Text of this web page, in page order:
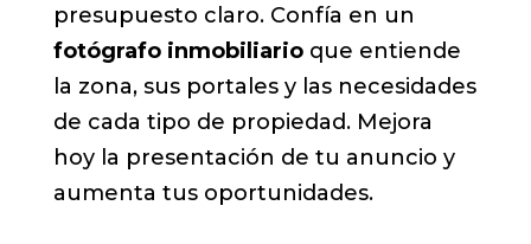
presupuesto claro. Confía en un
fotógrafo inmobiliarioque entiende
la zona, sus portales y las necesidades
de cada tipo de propiedad. Mejora
hoy la presentación de tu anuncio y
aumenta tus oportunidades.